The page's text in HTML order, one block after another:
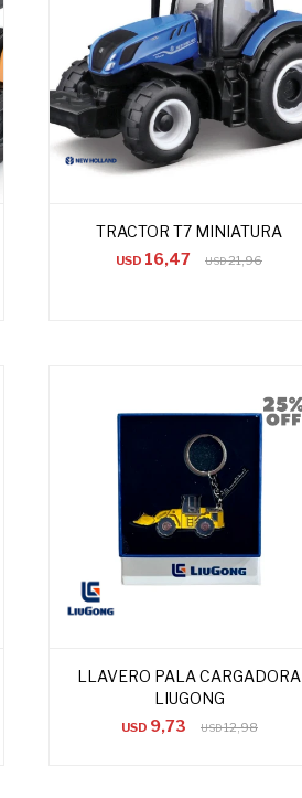
TRACTOR T7 MINIATURA
USD 16,47 USD21,96
LLAVERO PALA CARGADORA
LIUGONG
USD 9,73 USD12,98